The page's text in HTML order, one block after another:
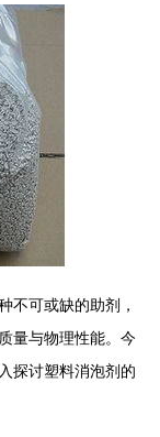
不可或缺的助剂，
量与物理性能。今
探讨塑料消泡剂的